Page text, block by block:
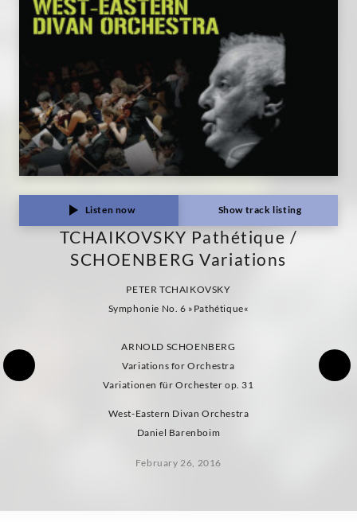
Listen now Show track listing
TCHAIKOVSKY Pathétique /
SCHOENBERG Variations
PETER TCHAIKOVSKY
Symphonie No. 6 »Pathétique«
ARNOLD SCHOENBERG
Variations for Orchestra
Variationen für Orchester op. 31
West-Eastern Divan Orchestra
Daniel Barenboim
February 26, 2016